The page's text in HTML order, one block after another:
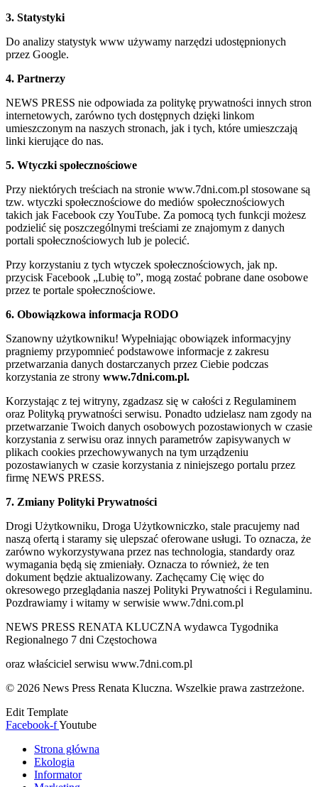
3. Statystyki
Do analizy statystyk www używamy narzędzi udostępnionych
przez Google.
4. Partnerzy
NEWS PRESS nie odpowiada za politykę prywatności innych stron
internetowych, zarówno tych dostępnych dzięki linkom
umieszczonym na naszych stronach, jak i tych, które umieszczają
linki kierujące do nas.
5. Wtyczki społecznościowe
Przy niektórych treściach na stronie www.7dni.com.pl stosowane są
tzw. wtyczki społecznościowe do mediów społecznościowych
takich jak Facebook czy YouTube. Za pomocą tych funkcji możesz
podzielić się poszczególnymi treściami ze znajomym z danych
portali społecznościowych lub je polecić.
Przy korzystaniu z tych wtyczek społecznościowych, jak np.
przycisk Facebook „Lubię to”, mogą zostać pobrane dane osobowe
przez te portale społecznościowe.
6. Obowiązkowa informacja RODO
Szanowny użytkowniku! Wypełniając obowiązek informacyjny
pragniemy przypomnieć podstawowe informacje z zakresu
przetwarzania danych dostarczanych przez Ciebie podczas
korzystania ze strony www.7dni.com.pl.
Korzystając z tej witryny, zgadzasz się w całości z Regulaminem
oraz Polityką prywatności serwisu. Ponadto udzielasz nam zgody na
przetwarzanie Twoich danych osobowych pozostawionych w czasie
korzystania z serwisu oraz innych parametrów zapisywanych w
plikach cookies przechowywanych na tym urządzeniu
pozostawianych w czasie korzystania z niniejszego portalu przez
firmę NEWS PRESS.
7. Zmiany Polityki Prywatności
Drogi Użytkowniku, Droga Użytkowniczko, stale pracujemy nad
naszą ofertą i staramy się ulepszać oferowane usługi. To oznacza, że
zarówno wykorzystywana przez nas technologia, standardy oraz
wymagania będą się zmieniały. Oznacza to również, że ten
dokument będzie aktualizowany. Zachęcamy Cię więc do
okresowego przeglądania naszej Polityki Prywatności i Regulaminu.
Pozdrawiamy i witamy w serwisie www.7dni.com.pl
NEWS PRESS RENATA KLUCZNA wydawca Tygodnika
Regionalnego 7 dni Częstochowa
oraz właściciel serwisu www.7dni.com.pl
© 2026 News Press Renata Kluczna. Wszelkie prawa zastrzeżone.
Edit Template
Facebook-fYoutube
Strona główna
Ekologia
Informator